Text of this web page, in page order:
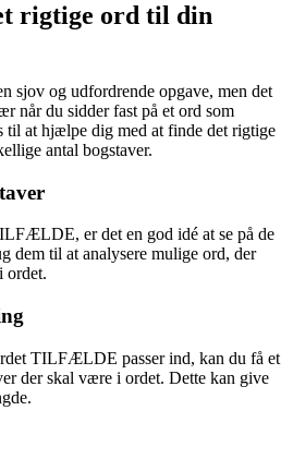
rigtige ord til din
sjov og udfordrende opgave, men det
når du sidder fast på et ord som
at hjælpe dig med at finde det rigtige
antal bogstaver.
er det en god idé at se på de
dem til at analysere mulige ord, der
ordet.
TILFÆLDE passer ind, kan du få et
der skal være i ordet. Dette kan give